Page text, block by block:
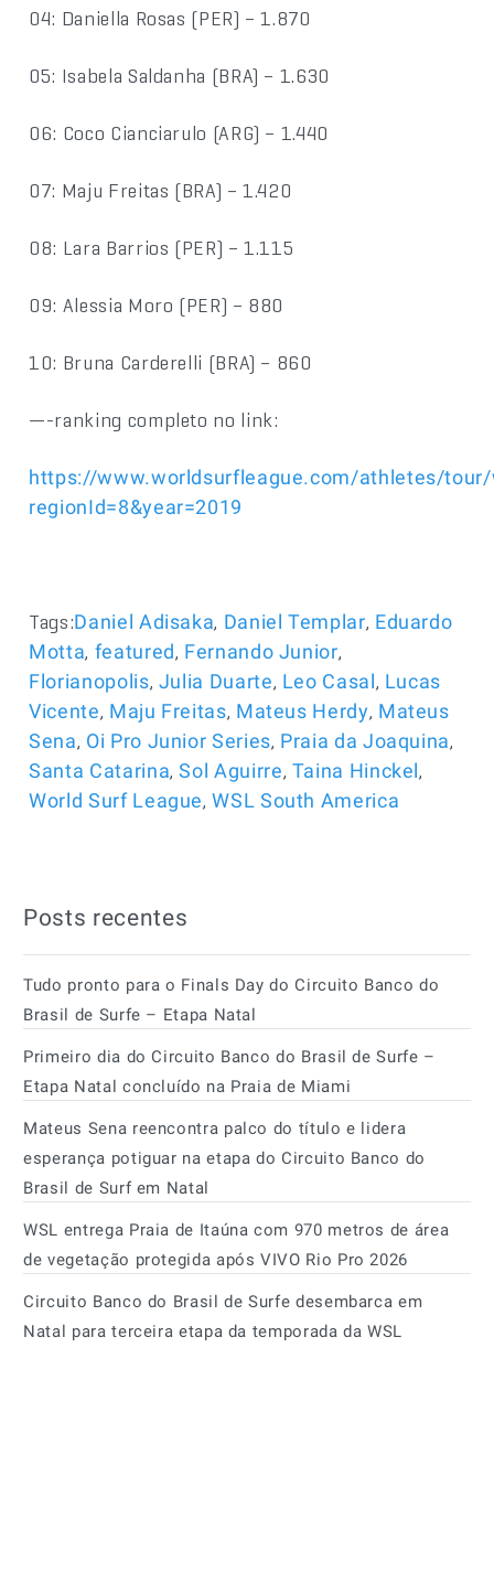
04: Daniella Rosas (PER) – 1.870
05: Isabela Saldanha (BRA) – 1.630
06: Coco Cianciarulo (ARG) – 1.440
07: Maju Freitas (BRA) – 1.420
08: Lara Barrios (PER) – 1.115
09: Alessia Moro (PER) – 880
10: Bruna Carderelli (BRA) – 860
—-ranking completo no link:
https://www.worldsurfleague.com/athletes/tour/
regionId=8&year=2019
Tags:Daniel Adisaka, Daniel Templar, Eduardo
Motta, featured, Fernando Junior,
Florianopolis, Julia Duarte, Leo Casal, Lucas
Vicente, Maju Freitas, Mateus Herdy, Mateus
Sena, Oi Pro Junior Series, Praia da Joaquina,
Santa Catarina,Sol Aguirre, Taina Hinckel,
World Surf League,WSL South America
Posts recentes
Tudo pronto para o Finals Day do Circuito Banco do
Brasil de Surfe – Etapa Natal
Primeiro dia do Circuito Banco do Brasil de Surfe –
Etapa Natal concluído na Praia de Miami
Mateus Sena reencontra palco do título e lidera
esperança potiguar na etapa do Circuito Banco do
Brasil de Surf em Natal
WSL entrega Praia de Itaúna com 970 metros de área
de vegetação protegida após VIVO Rio Pro 2026
Circuito Banco do Brasil de Surfe desembarca em
Natal para terceira etapa da temporada da WSL